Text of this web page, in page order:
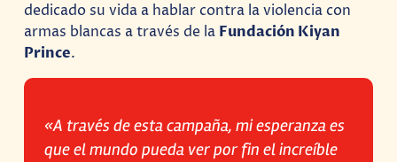
dedicado su vida a hablar contra la violencia con
armas blancas a través de la Fundación Kiyan
Prince.
«A través de esta campaña, mi esperanza es
que el mundo pueda ver por fin el increíble